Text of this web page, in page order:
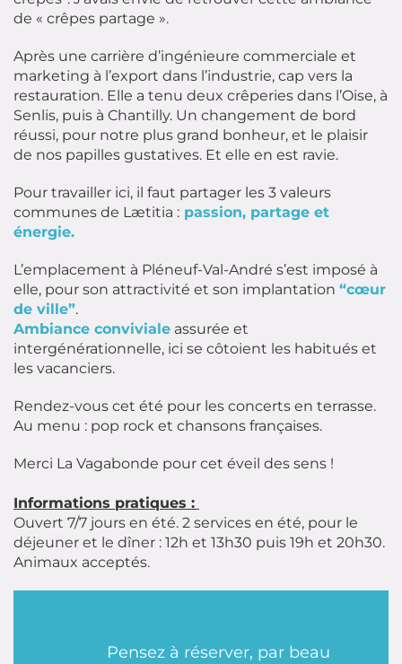
de « crêpes partage ».
Après une carrière d’ingénieure commerciale et
marketing à l’export dans l’industrie, cap vers la
restauration. Elle a tenu deux crêperies dans l’Oise, à
Senlis, puis à Chantilly. Un changement de bord
réussi, pour notre plus grand bonheur, et le plaisir
de nos papilles gustatives. Et elle en est ravie.
Pour travailler ici, il faut partager les 3 valeurs
communes de Lætitia : passion, partage et
énergie.
L’emplacement à Pléneuf-Val-André s’est imposé à
elle, pour son attractivité et son implantation “cœur
de ville”.
Ambiance conviviale assurée et
intergénérationnelle, ici se côtoient les habitués et
les vacanciers.
Rendez-vous cet été pour les concerts en terrasse.
Au menu : pop rock et chansons françaises.
Merci La Vagabonde pour cet éveil des sens !
Informations pratiques :
Ouvert 7/7 jours en été. 2 services en été, pour le
déjeuner et le dîner : 12h et 13h30 puis 19h et 20h30.
Animaux acceptés.
Pensez à réserver, par beau